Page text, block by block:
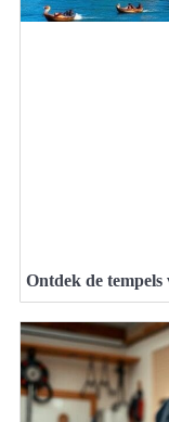
Ontdek de